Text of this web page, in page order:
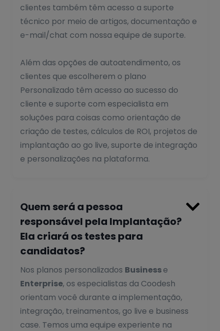
clientes também têm acesso a suporte
técnico por meio de artigos, documentação e
e-mail/chat com nossa equipe de suporte.
Além das opções de autoatendimento, os
clientes que escolherem o plano
Personalizado têm acesso ao sucesso do
cliente e suporte com especialista em
soluções para coisas como orientação de
criação de testes, cálculos de ROI, projetos de
implantação ao go live, suporte de integração
e personalizações na plataforma.
Quem será a pessoa
responsável pela Implantação?
Ela criará os testes para
candidatos?

Nos planos personalizados Businesse
Enterprise, os especialistas da Coodesh
orientam você durante a implementação,
integração, treinamentos, go live e business
case. Temos uma equipe experiente na